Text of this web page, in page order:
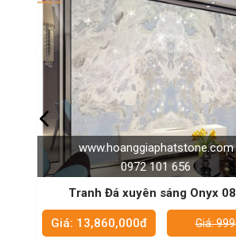
Đúng như tên gọi, tranh đá đối xứng
lớn, có thể dao động trong
tạo sự phản chiếu bắt mắt, độc đáo.
. Tranh đá tự nhiên đối xứng 4
Kiểu tranh này được ghép từ 4 tấm
cầu cao về độ sang trọng như phòng
hội nghị… Vẻ đẹp của chúng được
4. Phân loại tranh đá tự nhiên
4.1.Tranh đá Onyx tự nhiên
xuyên sáng cực tốt mà không loại
đèn phía sau tấm đá ốp, để tạo nên
0972 101 656
Tranh Đá xuyên sáng Onyx
Giá: 13,860,000đ Giá: